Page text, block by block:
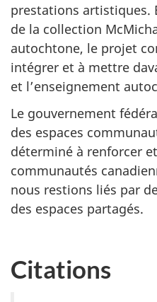
prestations artistiques.
de la collection
autochtone, le projet
intégrer et à mettre
et l’enseignement
Le gouvernement
des espaces
déterminé à renforcer
communautés
nous restions liés par
des espaces partagés.
Citations